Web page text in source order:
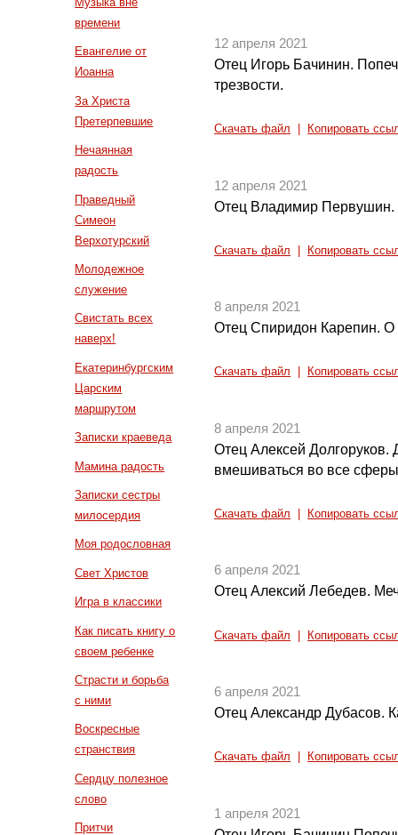
времени
Евангелие от
Иоанна
За Христа
Претерпевшие
Нечаянная
радость
Праведный
Симеон
Верхотурский
Молодежное
служение
Свистать всех
наверх!
Екатеринбургским
Царским
маршрутом
Записки краеведа
Мамина радость
Записки сестры
милосердия
Моя родословная
Свет Христов
Игра в классики
Как писать книгу о
своем ребенке
Страсти и борьба
с ними
Воскресные
странствия
Сердцу полезное
слово
Притчи
12 апреля 2021
Отец Игорь Бачинин.
трезвости.
Скачать файл Копировать
12 апреля 2021
Отец Владимир Первушин.
Скачать файл Копировать
8 апреля 2021
Отец Спиридон Карепин. О
Скачать файл Копировать
8 апреля 2021
Отец Алексей Долгоруков.
вмешиваться во все
Скачать файл Копировать
6 апреля 2021
Отец Алексий Лебедев.
Скачать файл Копировать
6 апреля 2021
Отец Александр Дубасов.
Скачать файл Копировать
1 апреля 2021